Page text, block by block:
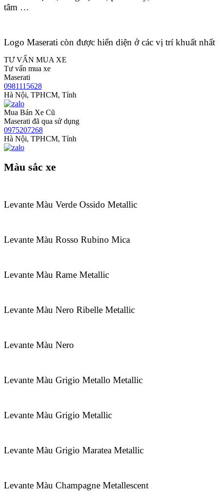
tâm …
Logo Maserati còn được hiển diện ở các vị trí khuất nhất
TƯ VẤN MUA XE
Tư vấn mua xe
Maserati
0981115628
Hà Nội, TPHCM, Tỉnh
Mua Bán Xe Cũ
Maserati đã qua sử dụng
0975207268
Hà Nội, TPHCM, Tỉnh
Màu sắc xe
Levante Màu Verde Ossido Metallic
Levante Màu Rosso Rubino Mica
Levante Màu Rame Metallic
Levante Màu Nero Ribelle Metallic
Levante Màu Nero
Levante Màu Grigio Metallo Metallic
Levante Màu Grigio Metallic
Levante Màu Grigio Maratea Metallic
Levante Màu Champagne Metallescent